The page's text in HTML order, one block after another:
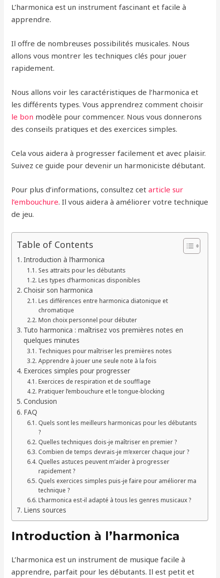
L’harmonica est un instrument fascinant et facile à
apprendre.
Il offre de nombreuses possibilités musicales. Nous
allons vous montrer les techniques clés pour jouer
rapidement.
Nous allons voir les caractéristiques de l’harmonica et
les différents types. Vous apprendrez comment choisir
le bon modèle pour commencer. Nous vous donnerons
des conseils pratiques et des exercices simples.
Cela vous aidera à progresser facilement et avec plaisir.
Suivez ce guide pour devenir un harmoniciste débutant.
Pour plus d’informations, consultez cetarticle sur
l’embouchure. Il vous aidera à améliorer votre technique
de jeu.
Table of Contents
Introduction à l’harmonica
Ses attraits pour les débutants
Les types d’harmonicas disponibles
Choisir son harmonica
Les différences entre harmonica diatonique et
chromatique
Mon choix personnel pour débuter
Tuto harmonica : maîtrisez vos premières notes en
quelques minutes
Techniques pour maîtriser les premières notes
Apprendre à jouer une seule note à la fois
Exercices simples pour progresser
Exercices de respiration et de soufflage
Pratiquer l’embouchure et le tongue-blocking
Conclusion
FAQ
Quels sont les meilleurs harmonicas pour les débutants
?
Quelles techniques dois-je maîtriser en premier ?
Combien de temps devrais-je m’exercer chaque jour ?
Quelles astuces peuvent m’aider à progresser
rapidement ?
Quels exercices simples puis-je faire pour améliorer ma
technique ?
L’harmonica est-il adapté à tous les genres musicaux ?
Liens sources
Introduction à l’harmonica
L’harmonica est un instrument de musique facile à
apprendre, parfait pour les débutants. Il est petit et